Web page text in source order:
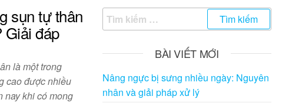
sụn tự thân
Giải đáp
là một trong
cao được nhiều
nay khi có mong
Tìm
kiếm
BÀI VIẾT MỚI
Nâng ngực bị sưng nhiều ngày: Nguyên
nhân và giải pháp xử lý